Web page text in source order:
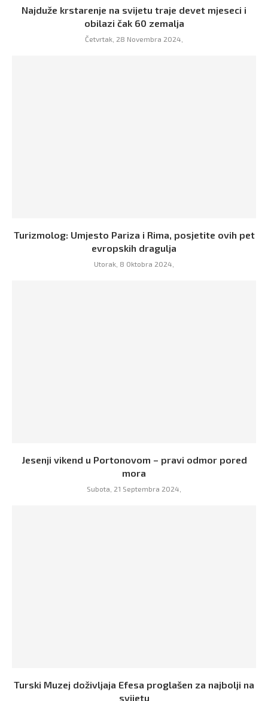
Najduže krstarenje na svijetu traje devet mjeseci i
obilazi čak 60 zemalja
Četvrtak, 28 Novembra 2024,
Turizmolog: Umjesto Pariza i Rima, posjetite ovih pet
evropskih dragulja
Utorak, 8 Oktobra 2024,
Jesenji vikend u Portonovom – pravi odmor pored
mora
Subota, 21 Septembra 2024,
Turski Muzej doživljaja Efesa proglašen za najbolji na
svijetu